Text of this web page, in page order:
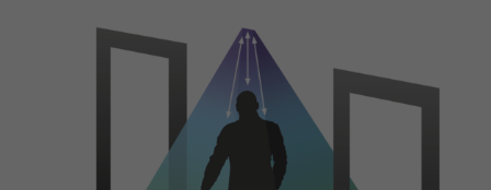
li_gc
.linkedin.com
6 mois